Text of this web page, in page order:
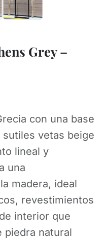
Grey –
con una base
vetas beige
lineal y
una
madera, ideal
revestimientos
interior que
piedra natural